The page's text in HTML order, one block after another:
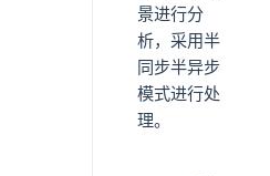
景进行分
析，采用半
同步半异步
模式进行处
理。